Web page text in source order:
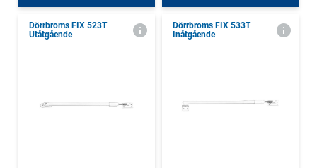
Dörrbroms FIX 523T
Utåtgående
Dörrbroms FIX 533T
Inåtgående